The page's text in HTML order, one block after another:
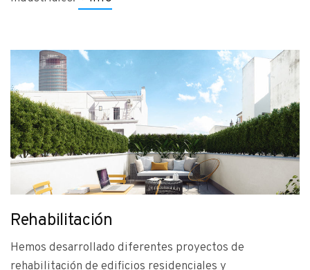
Rehabilitación
Hemos desarrollado diferentes proyectos de
rehabilitación de edificios residenciales y